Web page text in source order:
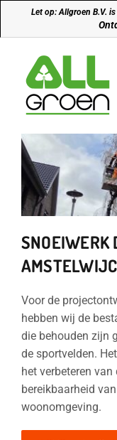
Let op: Allgroen B.V.
SNOEIWERK
Voor de
hebben wij de
die behouden zijn
de sportvelden.
het verbeteren
bereikbaarheid
woonomgeving.